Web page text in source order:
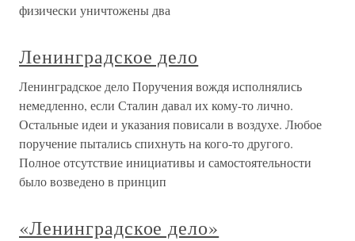
физически уничтожены два
Ленинградское дело
Ленинградское дело Поручения вождя исполнялись
немедленно, если Сталин давал их кому-то лично.
Остальные идеи и указания повисали в воздухе. Любое
поручение пытались спихнуть на кого-то другого.
Полное отсутствие инициативы и самостоятельности
было возведено в принцип
«Ленинградское дело»